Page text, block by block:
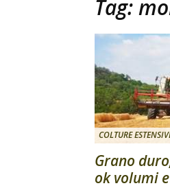
Tag:
COLTURE
Grano
ok volumi